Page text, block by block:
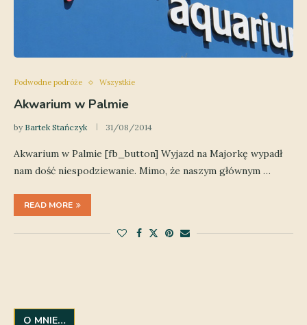
Podwodne podróże Wszystkie
Akwarium w Palmie
by Bartek Stańczyk 31/08/2014
Akwarium w Palmie [fb_button] Wyjazd na Majorkę wypadł
nam dość niespodziewanie. Mimo, że naszym głównym …
READ MORE
O MNIE…